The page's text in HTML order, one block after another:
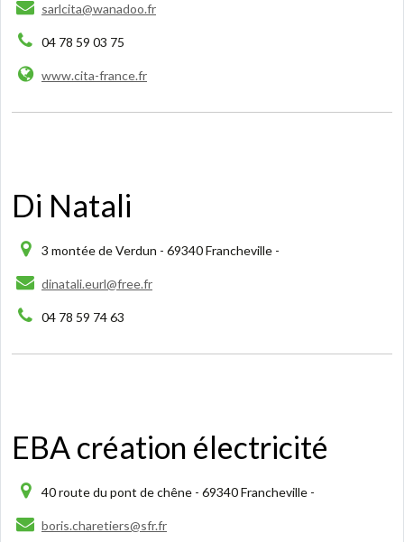
sarlcita@wanadoo.fr
04 78 59 03 75
www.cita-france.fr
Di Natali
3 montée de Verdun - 69340 Francheville -
dinatali.eurl@free.fr
04 78 59 74 63
EBA création électricité
40 route du pont de chêne - 69340 Francheville -
boris.charetiers@sfr.fr